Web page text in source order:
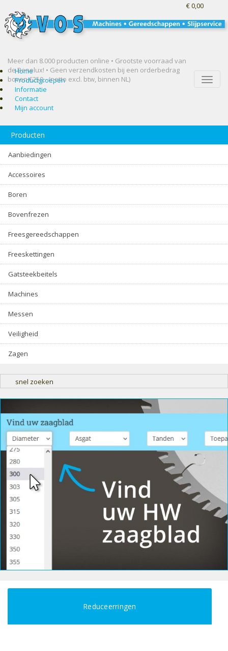
Meer dan 8.000 producten online • Grootste voorraad van
de Benelux! • Geen verzendkosten bij een orderbedrag
boven €250,- (netto excl. btw, binnen NL)
€ 0,00
Toggle
Home
Productgroepen
Informatie
Contact
Mijn account
Producten
Aanbiedingen
Accessoires
Boren
Bovenfrezen
Freesgereedschappen
Freeskettingen
Gatsteekbeitels
Machines
Messen
Veiligheid
Zagen
snel zoeken
Reduceerringen